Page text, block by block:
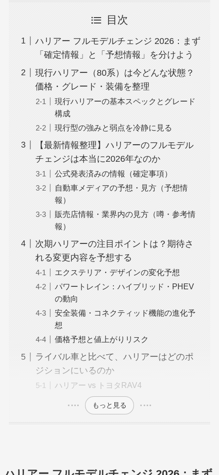
目次
ハリアー フルモデルチェンジ 2026：まず
「確定情報」と「予想情報」を分けよう
現行ハリアー（80系）は今どんな状態？
価格・グレード・装備を整理
現行ハリアーの基本スペックとグレード
構成
現行型の強みと弱点を冷静に見る
【最新情報整理】ハリアーのフルモデル
チェンジは本当に2026年なのか
公式発表済みの情報（確定事項）
自動車メディアの予想・見方（予想情
報）
販売店情報・業界内の見方（噂・参考情
報）
次期ハリアーの注目ポイントは？期待さ
れる変更内容を予想する
エクステリア・デザインの変化予想
パワートレイン：ハイブリッド・PHEV
の動向
安全装備・コネクティッド機能の進化予
想
価格予想と値上がりリスク
ライバル車と比べて、ハリアーはどのポ
ジションにいるのか
ハリアー vs トヨタRAV4
もっと見る